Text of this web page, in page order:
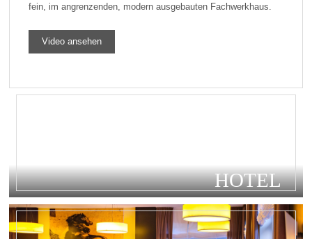
fein, im angrenzenden, modern ausgebauten Fachwerkhaus.
Video ansehen
HOTEL